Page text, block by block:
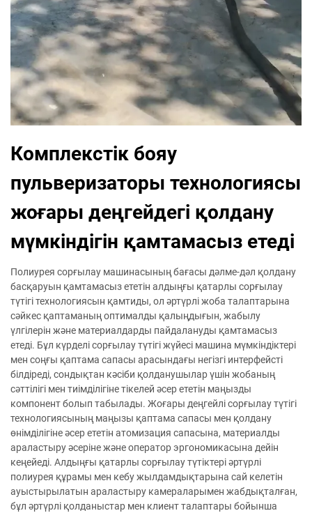
Комплекстік бояу
пульверизаторы технологиясы
жоғары деңгейдегі қолдану
мүмкіндігін қамтамасыз етеді
Полиурея сорғылау машинасының бағасы дәлме-дәл қолдану
басқаруын қамтамасыз ететін алдыңғы қатарлы сорғылау
түтігі технологиясын қамтиды, ол әртүрлі жоба талаптарына
сәйкес қаптаманың оптималды қалыңдығын, жабылу
үлгілерін және материалдарды пайдалануды қамтамасыз
етеді. Бұл күрделі сорғылау түтігі жүйесі машина мүмкіндіктері
мен соңғы қаптама сапасы арасындағы негізгі интерфейсті
білдіреді, сондықтан кәсіби қолданушылар үшін жобаның
сәттілігі мен тиімділігіне тікелей әсер ететін маңызды
компонент болып табылады. Жоғары деңгейлі сорғылау түтігі
технологиясының маңызы қаптама сапасы мен қолдану
өнімділігіне әсер ететін атомизация сапасына, материалды
араластыру әсеріне және оператор эргономикасына дейін
кеңейеді. Алдыңғы қатарлы сорғылау түтіктері әртүрлі
полиурея құрамы мен кебу жылдамдықтарына сай келетін
ауыстырылатын араластыру камераларымен жабдықталған,
бұл әртүрлі қолданыстар мен клиент талаптары бойынша